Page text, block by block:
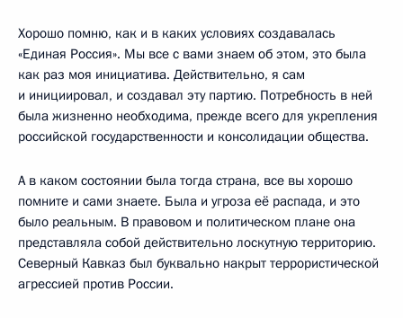
Хорошо помню, как и в каких условиях создавалась
«Единая Россия». Мы все с вами знаем об этом, это была
как раз моя инициатива. Действительно, я сам
и инициировал, и создавал эту партию. Потребность в ней
была жизненно необходима, прежде всего для укрепления
российской государственности и консолидации общества.
А в каком состоянии была тогда страна, все вы хорошо
помните и сами знаете. Была и угроза её распада, и это
было реальным. В правовом и политическом плане она
представляла собой действительно лоскутную территорию.
Северный Кавказ был буквально накрыт террористической
агрессией против России.